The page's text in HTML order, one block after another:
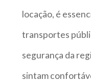
locação, é
transportes
segurança da
sintam